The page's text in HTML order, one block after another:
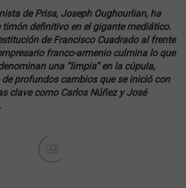
de Prisa, Joseph Oughourlian, ha
timón definitivo en el gigante mediático.
de Francisco Cuadrado al frente
franco-armenio culmina lo que
una “limpia” en la cúpula,
profundos cambios que se inició con
clave como Carlos Núñez y José
Ad